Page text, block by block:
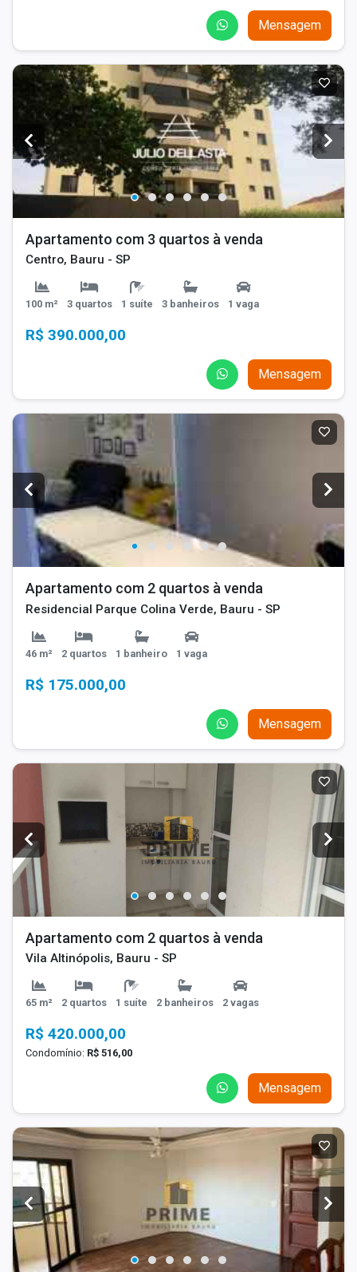
Mensagem
Apartamento com 3 quartos à venda
Centro, Bauru - SP
100 m² 3 quartos 1 suíte 3 banheiros 1 vaga
R$ 390.000,00
Mensagem
Apartamento com 2 quartos à venda
Residencial Parque Colina Verde, Bauru - SP
46 m² 2 quartos 1 banheiro 1 vaga
R$ 175.000,00
Mensagem
Apartamento com 2 quartos à venda
Vila Altinópolis, Bauru - SP
65 m² 2 quartos 1 suíte 2 banheiros 2 vagas
R$ 420.000,00
Condomínio: R$ 516,00
Mensagem